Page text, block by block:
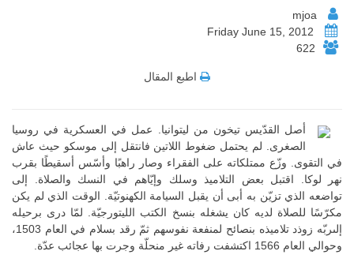
622
اطبع المقال
أصل القدّيس تيخون من ليتوانيا. عمل في العسكرية في روسيا
الصغرى. لم يحتمل ضغوط اللاتين فانتقل إلى موسكو حيث عاش
في التقوى. وزّع ممتلكاته على الفقراء وصار راهبًا وأسّس أسقيطًا بقرب
نهر لوكا. اقتبل بعض التلاميذ وسلك وإيّاهم في النسك والصلاة. إلى
تواضعه الذي تزيّن به أبى أن يقبل السيامة الكهنوتيّة. الوقت الذي لم يكن
مكرّسًا للصلاة لديه كان يشغله بنسخ الكتب الليتورجيّة. لمّا درى برحيله
إلىربّه زوذد تلاميذه بنصائح لمنفعة نفوسهم ثمّ رقد بسلام في العام 1503،
وحوالي العام 1566 اكتشفت رفاته غير منحلّة وجرت بها عجائب عدّة.